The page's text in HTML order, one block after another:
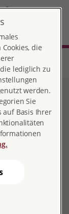
DE
die
lediglich zu
werden.
Sie
auf Basis Ihrer